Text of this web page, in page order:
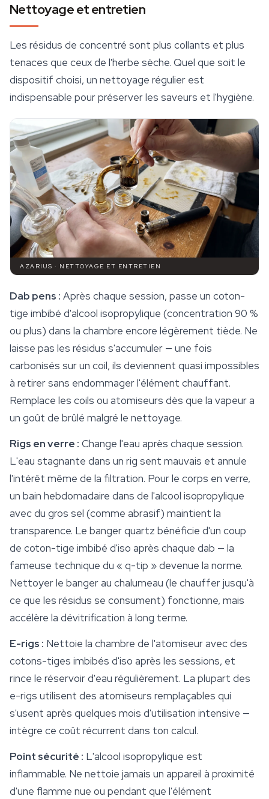
Nettoyage et entretien
Les résidus de concentré sont plus collants et plus
tenaces que ceux de l'herbe sèche. Quel que soit le
dispositif choisi, un nettoyage régulier est
indispensable pour préserver les saveurs et l'hygiène.
AZARIUS · NETTOYAGE ET ENTRETIEN
Dab pens : Après chaque session, passe un coton-
tige imbibé d'alcool isopropylique (concentration 90 %
ou plus) dans la chambre encore légèrement tiède. Ne
laisse pas les résidus s'accumuler — une fois
carbonisés sur un coil, ils deviennent quasi impossibles
à retirer sans endommager l'élément chauffant.
Remplace les coils ou atomiseurs dès que la vapeur a
un goût de brûlé malgré le nettoyage.
Rigs en verre : Change l'eau après chaque session.
L'eau stagnante dans un rig sent mauvais et annule
l'intérêt même de la filtration. Pour le corps en verre,
un bain hebdomadaire dans de l'alcool isopropylique
avec du gros sel (comme abrasif) maintient la
transparence. Le banger quartz bénéficie d'un coup
de coton-tige imbibé d'iso après chaque dab — la
fameuse technique du « q-tip » devenue la norme.
Nettoyer le banger au chalumeau (le chauffer jusqu'à
ce que les résidus se consument) fonctionne, mais
accélère la dévitrification à long terme.
E-rigs : Nettoie la chambre de l'atomiseur avec des
cotons-tiges imbibés d'iso après les sessions, et
rince le réservoir d'eau régulièrement. La plupart des
e-rigs utilisent des atomiseurs remplaçables qui
s'usent après quelques mois d'utilisation intensive —
intègre ce coût récurrent dans ton calcul.
Point sécurité : L'alcool isopropylique est
inflammable. Ne nettoie jamais un appareil à proximité
d'une flamme nue ou pendant que l'élément